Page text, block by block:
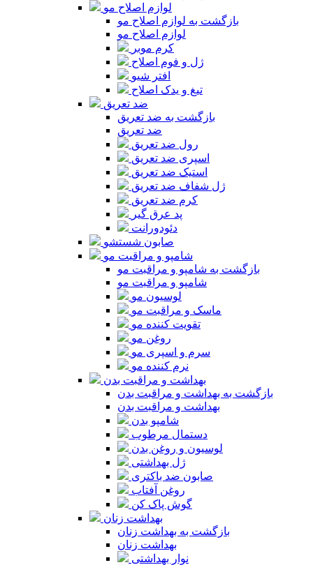
لوازم اصلاح مو
بازگشت به لوازم اصلاح مو
لوازم اصلاح مو
کرم موبر
ژل و فوم اصلاح
افتر شیو
تیغ و یدک اصلاح
ضد تعریق
بازگشت به ضد تعریق
ضد تعریق
رول ضد تعریق
اسپری ضد تعریق
استیک ضد تعریق
ژل شفاف ضد تعریق
کرم ضد تعریق
پد عرق گیر
دئودورانت
صابون شستشو
شامپو و مراقبت مو
بازگشت به شامپو و مراقبت مو
شامپو و مراقبت مو
لوسیون مو
ماسک و مراقبت مو
تقویت کننده مو
روغن مو
سرم و اسپری مو
نرم کننده مو
بهداشت و مراقبت بدن
بازگشت به بهداشت و مراقبت بدن
بهداشت و مراقبت بدن
شامپو بدن
دستمال مرطوب
لوسیون و روغن بدن
ژل بهداشتی
صابون ضد باکتری
روغن آفتاب
گوش پاک کن
بهداشت زنان
بازگشت به بهداشت زنان
بهداشت زنان
نوار بهداشتی